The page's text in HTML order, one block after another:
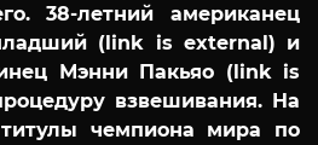
38-летний американец
(link is external) и
Мэнни Пакьяо (link is
взвешивания. На
чемпиона мира по